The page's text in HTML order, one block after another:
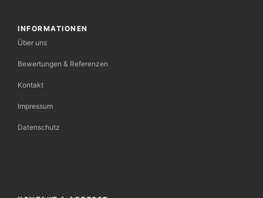
INFORMATIONEN
Über uns
Bewertungen & Referenzen
Kontakt
Impressum
Datenschutz